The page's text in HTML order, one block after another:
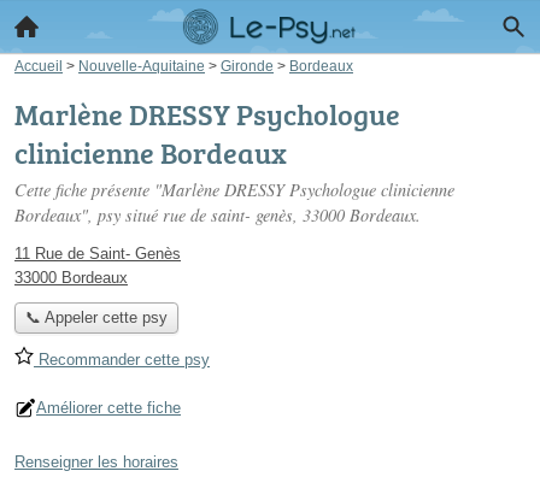
Accueil > Nouvelle-Aquitaine > Gironde > Bordeaux
Marlène DRESSY Psychologue
clinicienne Bordeaux
Cette fiche présente "Marlène DRESSY Psychologue clinicienne
Bordeaux", psy situé rue de saint- genès, 33000 Bordeaux.
11 Rue de Saint- Genès
33000 Bordeaux
📞 Appeler cette psy
Recommander cette psy
Améliorer cette fiche
Renseigner les horaires